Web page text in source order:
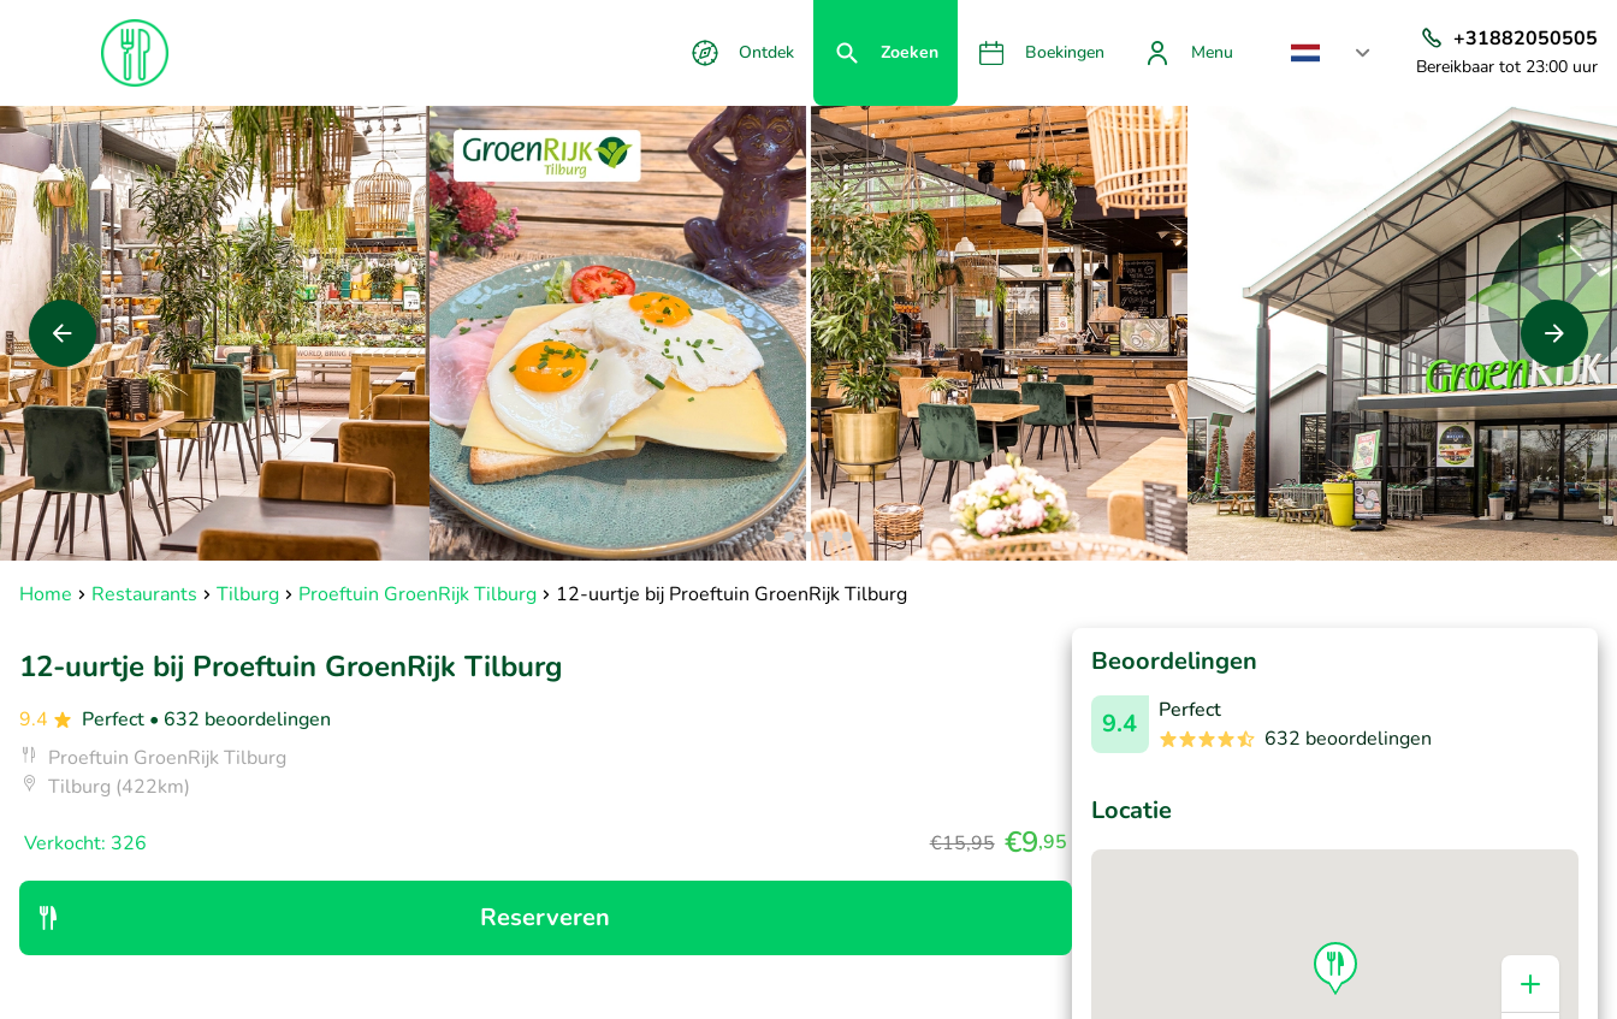
Ontdek Zoeken Boekingen Menu
+31882050505
Bereikbaar tot 23:00 uur
Home Restaurants Tilburg Proeftuin GroenRijk Tilburg 12-uurtje bij Proeftuin GroenRijk Tilburg
12-uurtje bij Proeftuin GroenRijk Tilburg
9.4 Perfect • 632 beoordelingen
Proeftuin GroenRijk Tilburg
Tilburg (422km)
Verkocht: 326 €15,95 €9,95
Reserveren
Beoordelingen
9.4
Perfect
632 beoordelingen
Locatie